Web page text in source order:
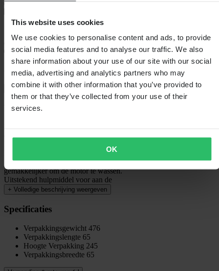
This website uses cookies
We use cookies to personalise content and ads, to provide
social media features and to analyse our traffic. We also
share information about your use of our site with our social
media, advertising and analytics partners who may
combine it with other information that you’ve provided to
them or that they’ve collected from your use of their
services.
OK
60 dagen retourrecht
Bekijk retourvoorwaarden
Beschrijving
overstijgt!
Maxima SC1 Clear Coat is geschikt voor kunststof, glasvezel en
gelakte oppervlakken . SC1 Clear Coat maakt het ook
gemakkelijker om de motor te wassen.
Uitstekend hulpmiddel voor aan de
+ Volledige beschrijving weergeven
Specificaties
Verpakkingsgewicht 476
Verpakkingslengte 65
Hoogte Verpakking 245
Verpakkingsbreedte 65